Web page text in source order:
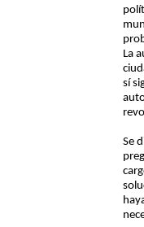
La
sí
Se